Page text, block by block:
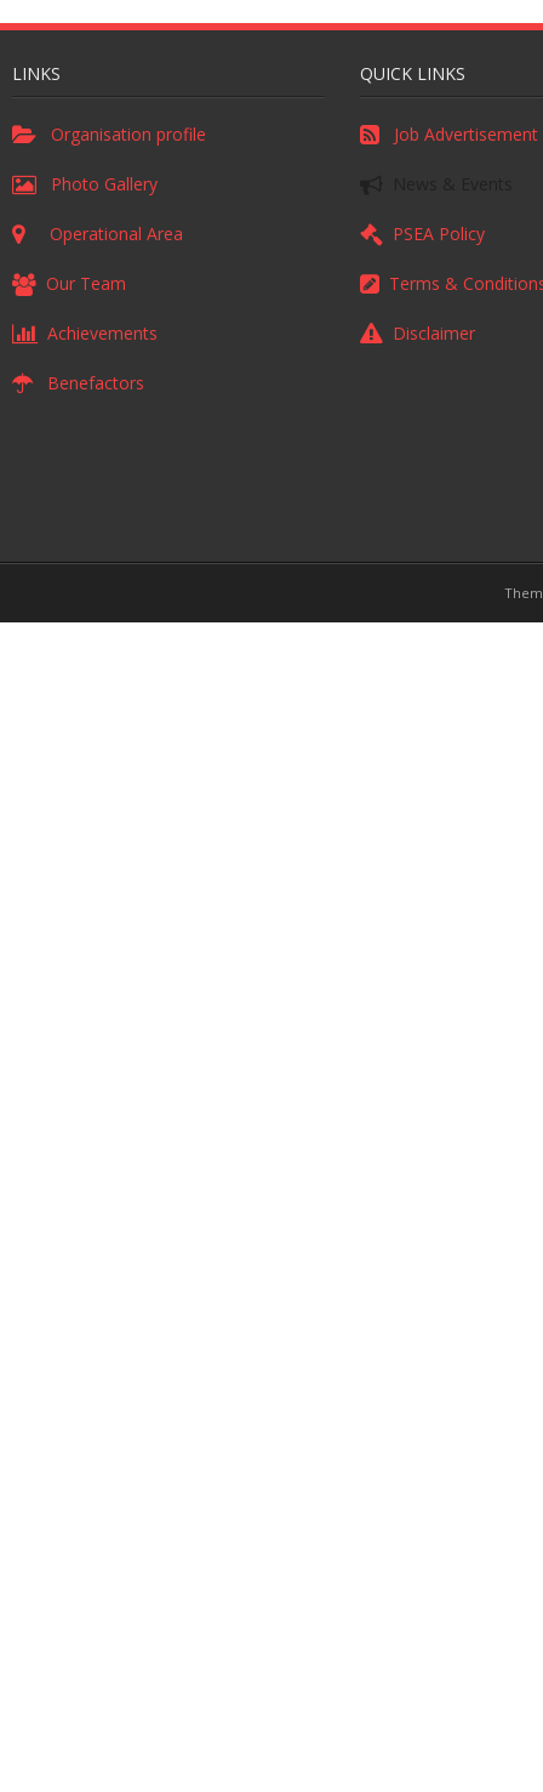
LINKS
Organisation profile
Photo Gallery
Operational Area
Our Team
Achievements
Benefactors
QUICK LINKS
Job Advertisement
PSEA Policy
Terms &
Disclaimer